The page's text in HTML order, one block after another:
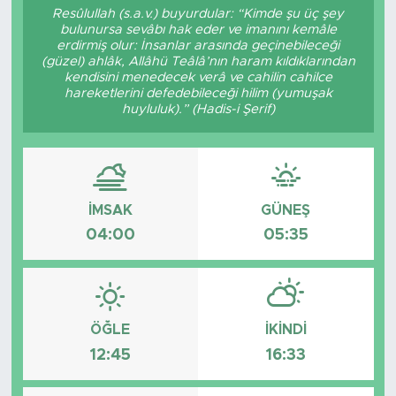
Resûlullah (s.a.v.) buyurdular: “Kimde şu üç şey
bulunursa sevâbı hak eder ve imanını kemâle
erdirmiş olur: İnsanlar arasında geçinebileceği
(güzel) ahlâk, Allâhü Teâlâ’nın haram kıldıklarından
kendisini menedecek verâ ve cahilin cahilce
hareketlerini defedebileceği hilim (yumuşak
huyluluk).” (Hadis-i Şerif)
İMSAK
04:00
GÜNEŞ
05:35
ÖĞLE
12:45
İKINDI
16:33